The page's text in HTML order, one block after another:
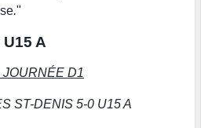
."
U15 A
JOURNÉE D1
ST-DENIS 5-0 U15 A